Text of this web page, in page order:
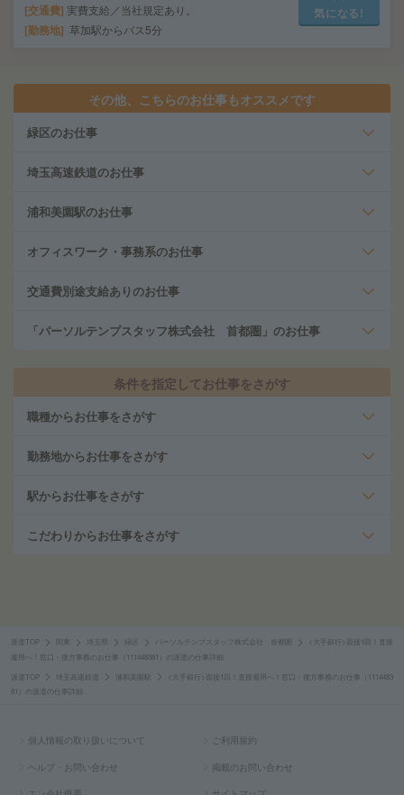
交通費 実費支給／当社規定あり。
勤務地 草加駅からバス5分
気になる!
その他、こちらのお仕事もオススメです
緑区のお仕事
埼玉高速鉄道のお仕事
浦和美園駅のお仕事
オフィスワーク・事務系のお仕事
交通費別途支給ありのお仕事
「パーソルテンプスタッフ株式会社 首都圏」のお仕事
条件を指定してお仕事をさがす
職種からお仕事をさがす
勤務地からお仕事をさがす
駅からお仕事をさがす
こだわりからお仕事をさがす
派遣TOP 埼玉県 緑区 パーソルテンプスタッフ株式会社 首都圏
<大手銀行>面接1回！直接
雇用へ！窓口・後方事務のお仕事（111448381）の派遣の仕事詳細
派遣TOP 埼玉高速鉄道 浦和美園駅
<大手銀行>面接1回！直接雇用へ！窓口・後方事務のお仕事（1114483
81）の派遣の仕事詳細
個人情報の取り扱いについて ご利用規約
ヘルプ・お問い合わせ 掲載のお問い合わせ